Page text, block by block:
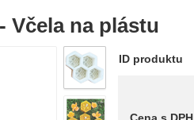
Včela na plástu
ID produktu